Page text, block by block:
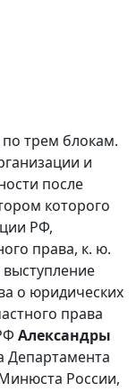
трем блокам.
и
после
которого
РФ,
права, к. ю.
выступление
о юридических
права
Александры
Департамента
России,